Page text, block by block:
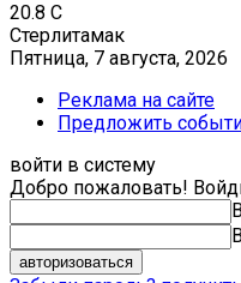
20.8 C
Стерлитамак
Пятница, 7 августа, 2026
Реклама на сайте
Предложить
войти в систему
Добро пожаловать!